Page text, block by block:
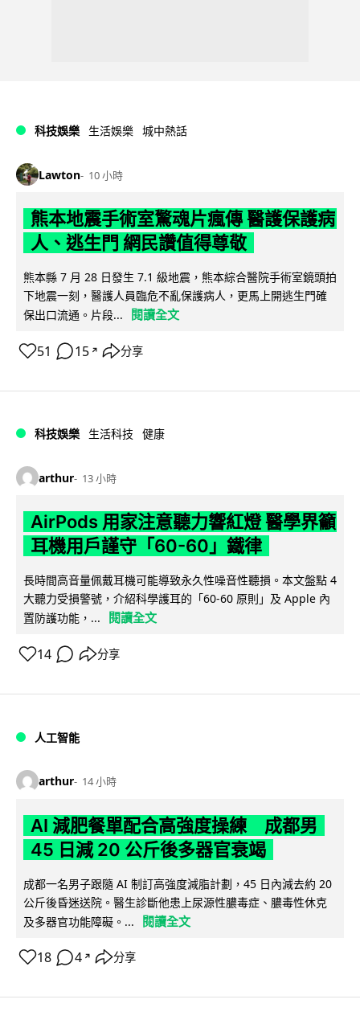
科技娛樂 生活娛樂 城中熱話
Lawton 10 小時
熊本地震手術室驚魂片瘋傳 醫護保護病
人、逃生門 網民讚值得尊敬
熊本縣 7 月 28 日發生 7.1 級地震，熊本綜合醫院手術室鏡頭拍
下地震一刻，醫護人員臨危不亂保護病人，更馬上開逃生門確
保出口流通。片段...
閱讀全文
51 15 ↗ 分享
科技娛樂 生活科技 健康
arthur 13 小時
AirPods 用家注意聽力響紅燈 醫學界籲
耳機用戶謹守「60-60」鐵律
長時間高音量佩戴耳機可能導致永久性噪音性聽損。本文盤點 4
大聽力受損警號，介紹科學護耳的「60-60 原則」及 Apple 內
置防護功能，...
閱讀全文
14 分享
人工智能
arthur 14 小時
AI 減肥餐單配合高強度操練 成都男
45 日減 20 公斤後多器官衰竭
成都一名男子跟隨 AI 制訂高強度減脂計劃，45 日內減去約 20
公斤後昏迷送院。醫生診斷他患上尿源性膿毒症、膿毒性休克
及多器官功能障礙。...
閱讀全文
18 4 ↗ 分享